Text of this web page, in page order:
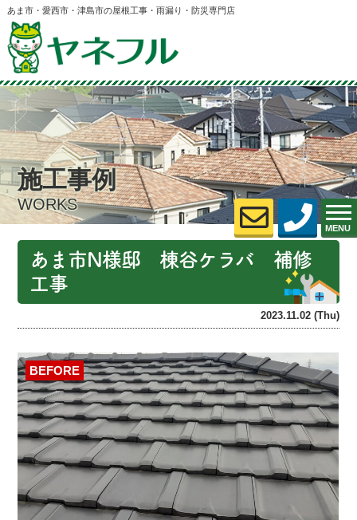
あま市・愛西市・津島市の屋根工事・雨漏り・防災専門店
MENU
施工事例
WORKS
あま市N様邸 棟谷ケラバ 補修
工事
2023.11.02 (Thu)
BEFORE